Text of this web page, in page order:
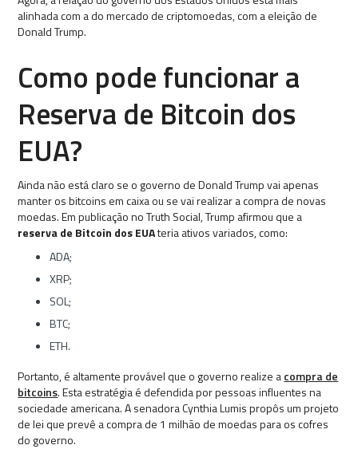
alinhada com a do mercado de criptomoedas, com a eleição de
Donald Trump.
Como pode funcionar a
Reserva de Bitcoin dos
EUA?
Ainda não está claro se o governo de Donald Trump vai apenas
manter os bitcoins em caixa ou se vai realizar a compra de novas
moedas. Em publicação no Truth Social, Trump afirmou que a
reserva de Bitcoin dos EUAteria ativos variados, como:
ADA;
XRP;
SOL;
BTC;
ETH.
Portanto, é altamente provável que o governo realize acompra de
bitcoins. Esta estratégia é defendida por pessoas influentes na
sociedade americana. A senadora Cynthia Lumis propôs um projeto
de lei que prevê a compra de 1 milhão de moedas para os cofres
do governo.